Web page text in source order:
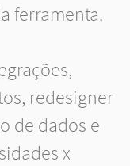
ferramenta.
redesigner
de dados e
x